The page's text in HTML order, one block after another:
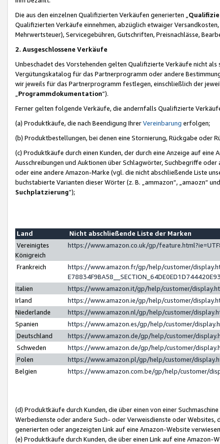
Die aus den einzelnen Qualifizierten Verkäufen generierten „
Qualifizierten Verkäufe einnehmen, abzüglich etwaiger
Mehrwertsteuer), Servicegebühren, Gutschriften, Preisnachlässe,
2. Ausgeschlossene Verkäufe
Unbeschadet des Vorstehenden gelten Qualifizierte Verkäufe nicht
Vergütungskatalog für das Partnerprogramm oder andere
wir jeweils für das Partnerprogramm festlegen, einschließlich der
Programmdokumentation“).
Ferner gelten folgende Verkäufe, die andernfalls Qualifizierte
(a) Produktkäufe, die nach Beendigung IhrerVereinbarung erfolgen;
(b) Produktbestellungen, bei denen eine Stornierung, Rückgabe oder
(c) Produktkäufe durch einen Kunden, der durch eine Anzeige auf
Ausschreibungen und Auktionen über Schlagwörter, Suchbegriffe
oder eine andere Amazon-Marke (vgl. die nicht abschließende Liste
buchstabierte Varianten dieser Wörter (z. B. „ammazon“, „amaozn“
Suchplatzierung”);
Land
Nicht abschließende Liste der Marken
Vereinigtes
Königreich
https://www.amazon.co.uk/gp/
Frankreich
https://www.amazon.fr/gp/help/customer/
Italien
https://www.amazon.it/gp/help/customer/
Irland
https://www.amazon.ie/gp/help/customer/
Niederlande
https://www.amazon.nl/gp/help/customer/
Spanien
https://www.amazon.es/gp/help/customer/
Deutschland
https://www.amazon.de/gp/help/customer/
Schweden
https://www.amazon.de/gp/help/customer/
Polen
https://www.amazon.pl/gp/help/customer/
Belgien
https://www.amazon.com.be/gp/help/customer/
(d) Produktkäufe durch Kunden, die über einen von einer
Werbedienste oder andere Such- oder Verweisdienste oder Websites,
generierten oder angezeigten Link auf eine Amazon-Website
(e) Produktkäufe durch Kunden, die über einen Link auf eine